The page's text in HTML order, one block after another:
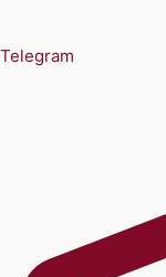
Telegram